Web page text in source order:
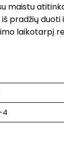
maistu
pradžių duoti
laikotarpį
4